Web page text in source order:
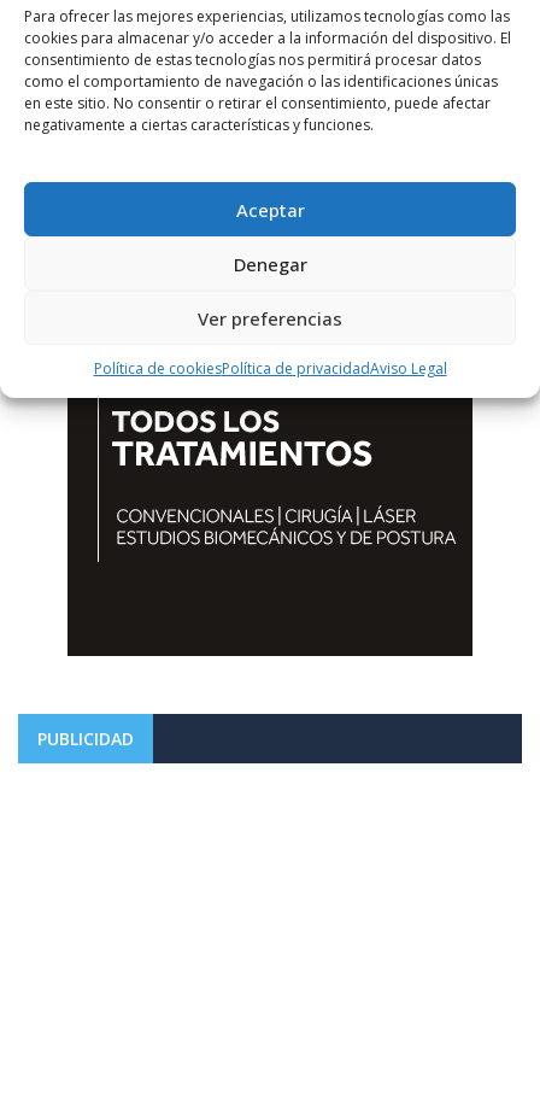
Para ofrecer las mejores experiencias, utilizamos tecnologías como las
cookies para almacenar y/o acceder a la información del dispositivo. El
consentimiento de estas tecnologías nos permitirá procesar datos
como el comportamiento de navegación o las identificaciones únicas
en este sitio. No consentir o retirar el consentimiento, puede afectar
negativamente a ciertas características y funciones.
Aceptar
Denegar
Ver preferencias
Política de cookiesPolítica de privacidadAviso Legal
PUBLICIDAD